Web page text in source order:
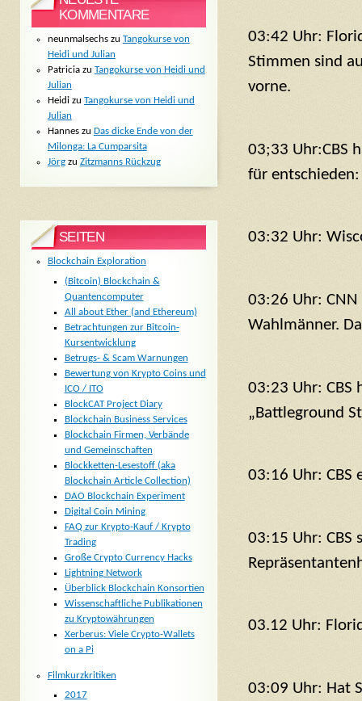
03:42 Uhr:
Stimmen sind
vorne.
03;33 Uhr:CBS
für
03:32 Uhr:
03:26 Uhr:
Wahlmänner.
03:23 Uhr: CBS
„Battleground
03:16 Uhr: CBS
03:15 Uhr: CBS
03.12 Uhr:
03:09 Uhr: Hat
KOMMENTARE
neunmalsechszu Tangokurse von
Heidi und Julian
Patriciazu Tangokurse von Heidi und
Julian
Heidizu Tangokurse von Heidi und
Julian
Hanneszu Das dicke Ende von der
Milonga: La Cumparsita
Jörgzu Zitzmanns Rückzug
SEITEN
Blockchain Exploration
(Bitcoin) Blockchain &
Quantencomputer
All about Ether (and Ethereum)
Betrachtungen zur Bitcoin-
Kursentwicklung
Betrugs- & Scam Warnungen
Bewertung von Krypto Coins und
ICO / ITO
BlockCAT Project Diary
Blockchain Business Services
Blockchain Firmen, Verbände
und Gemeinschaften
Blockketten-Lesestoff (aka
Blockchain Article Collection)
DAO Blockchain Experiment
Digital Coin Mining
FAQ zur Krypto-Kauf / Krypto
Trading
Große Crypto Currency Hacks
Lightning Network
Überblick Blockchain Konsortien
Wissenschaftliche Publikationen
zu Kryptowährungen
Xerberus: Viele Crypto-Wallets
on a Pi
Filmkurzkritiken
2017